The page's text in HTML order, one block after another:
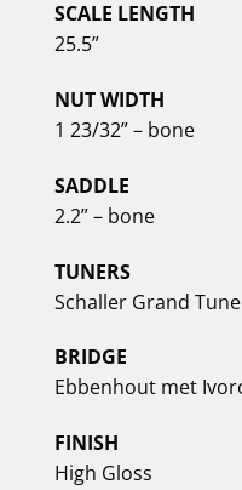
SCALE LENGTH
25.5”
NUT WIDTH
1 23/32” – bone
SADDLE
2.2” – bone
TUNERS
Schaller Grand
BRIDGE
Ebbenhout met
FINISH
High Gloss